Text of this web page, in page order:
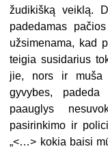
žudikišką veiklą.
padedamas
užsimenama, kad
teigia susidarius
jie, nors ir muša
gyvybes,
paauglys
pasirinkimo ir
„<…> kokia baisi